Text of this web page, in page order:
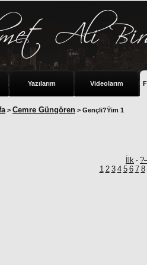
Yazılarım Videolarım
> Cemre Güngören > Gençli?Ÿim 1
İlk -
1 2 3 4 5 6 7 8